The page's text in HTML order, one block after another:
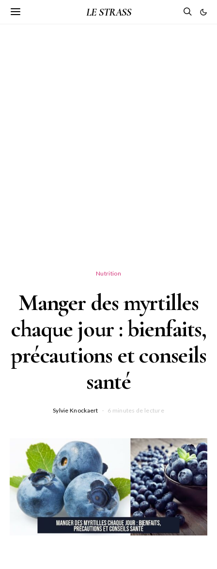
LE STRASS
Nutrition
Manger des myrtilles
chaque jour : bienfaits,
précautions et conseils
santé
Sylvie Knockaert 6 minutes de lecture